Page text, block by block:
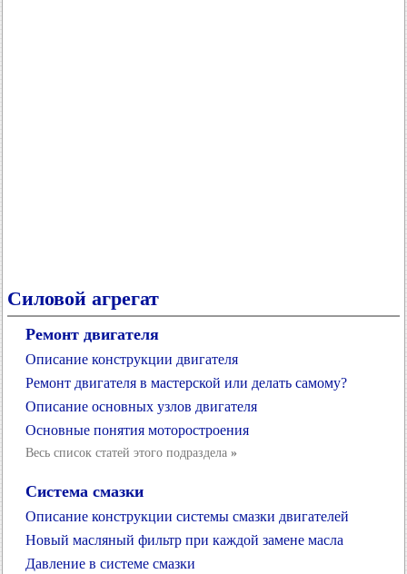
Силовой агрегат
Ремонт двигателя
Описание конструкции двигателя
Ремонт двигателя в мастерской или делать самому?
Описание основных узлов двигателя
Основные понятия моторостроения
Весь список статей этого подраздела »
Система смазки
Описание конструкции системы смазки двигателей
Новый масляный фильтр при каждой замене масла
Давление в системе смазки